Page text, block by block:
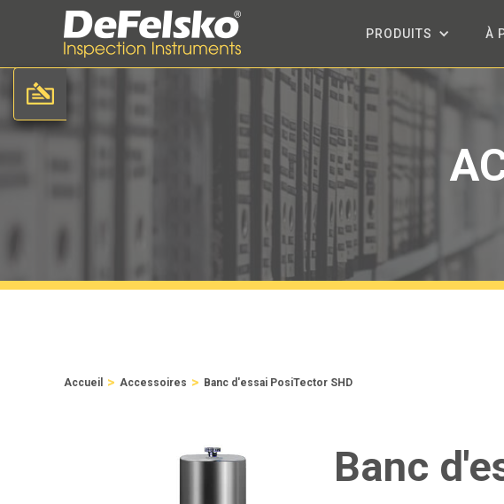
PRODUITS À
Accueil > Accessoires > Banc d'essai PosiTector SHD
Banc